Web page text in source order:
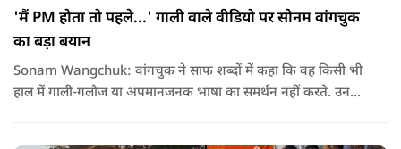
'मैं PM होता तो पहले...' गाली वाले वीडियो पर सोनम वांगचुक
का बड़ा बयान
Sonam Wangchuk: वांगचुक ने साफ शब्दों में कहा कि वह किसी भी
हाल में गाली-गलौज या अपमानजनक भाषा का समर्थन नहीं करते. उनका